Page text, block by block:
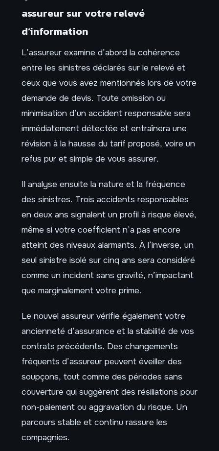
assureur sur votre relevé
d’information
L’assureur examine d’abord la cohérence
entre les sinistres déclarés sur le relevé et
ceux que vous avez mentionnés lors de votre
demande de devis. Toute omission ou
minimisation d’un accident responsable sera
immédiatement détectée et entraînera une
révision à la hausse du tarif proposé, voire un
refus pur et simple de vous assurer.
Il analyse ensuite la nature et la fréquence
des sinistres. Trois accidents responsables
en deux ans signalent un profil à risque élevé,
même si votre coefficient n’a pas encore
atteint des niveaux alarmants. À l’inverse, un
seul sinistre isolé sur cinq ans sera considéré
comme un incident sans gravité, n’impactant
que marginalement votre prime.
Le nouvel assureur vérifie également votre
ancienneté d’assurance et la stabilité de vos
contrats précédents. Des changements
fréquents d’assureur peuvent éveiller des
soupçons, tout comme des périodes sans
couverture qui suggèrent des résiliations pour
non-paiement ou aggravation du risque. Un
parcours stable et continu rassure les
compagnies.